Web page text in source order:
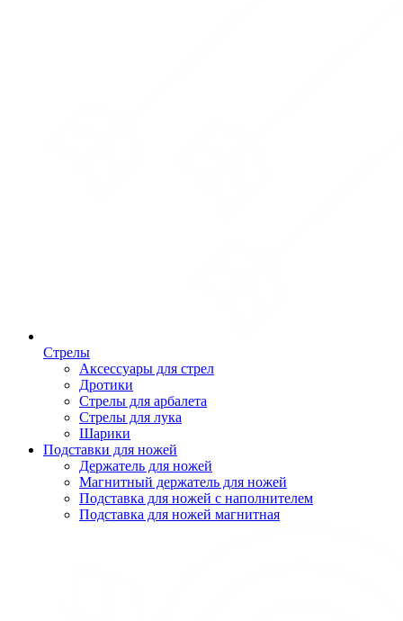
Стрелы
Аксессуары для стрел
Дротики
Стрелы для арбалета
Стрелы для лука
Шарики
Подставки для ножей
Держатель для ножей
Магнитный держатель для ножей
Подставка для ножей с наполнителем
Подставка для ножей магнитная